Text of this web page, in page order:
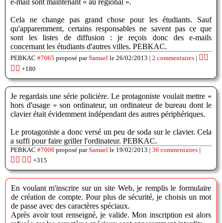
e-mail sont maintenant « au régional ».
Cela ne change pas grand chose pour les étudiants. Sauf
qu'apparemment, certains responsables ne savent pas ce que
sont les listes de diffusion : je reçois donc des e-mails
concernant les étudiants d'autres villes. PEBKAC.
PEBKAC #7065 proposé parSamael le 26/02/2013 | 2 commentaires | 👍🏽
👎🏽 +180
Je regardais une série policière. Le protagoniste voulait mettre «
hors d'usage » son ordinateur, un ordinateur de bureau dont le
clavier était évidemment indépendant des autres périphériques.
Le protagoniste a donc versé un peu de soda sur le clavier. Cela
a suffi pour faire griller l'ordinateur. PEBKAC.
PEBKAC #7006 proposé parSamael le 19/02/2013 | 36 commentaires |
👍🏽 👎🏽 +315
En voulant m'inscrire sur un site Web, je remplis le formulaire
de création de compte. Pour plus de sécurité, je choisis un mot
de passe avec des caractères spéciaux.
Après avoir tout renseigné, je valide. Mon inscription est alors